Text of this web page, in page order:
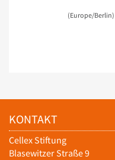
(Europe/Berlin)
KONTAKT
Cellex Stiftung
Blasewitzer Straße 9